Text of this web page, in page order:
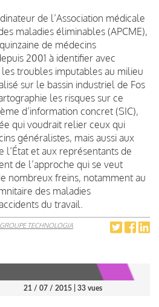
de l’Association médicale
maladies éliminables (APCME),
de médecins
2001 à identifier avec
les troubles imputables au milieu
sur le bassin industriel de Fos
les risques sur ce
d’information concret (SIC),
qui voudrait relier ceux qui
généralistes, mais aussi aux
l’État et aux représentants de
de l’approche qui se veut
nombreux freins, notamment au
des maladies
du travail.
GROUPE TECHNOLOGIA
21 / 07 / 2015 | 33 vues